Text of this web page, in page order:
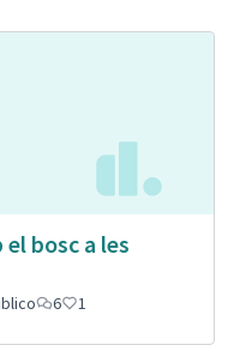
bosc a les
6 1